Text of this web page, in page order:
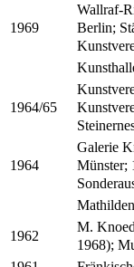
1969
Wallraf-
Berlin;
1964/65
1964
Galerie
Münster;
1962
M.
1968);